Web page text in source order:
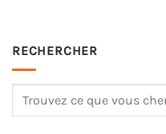
RECHERCHER